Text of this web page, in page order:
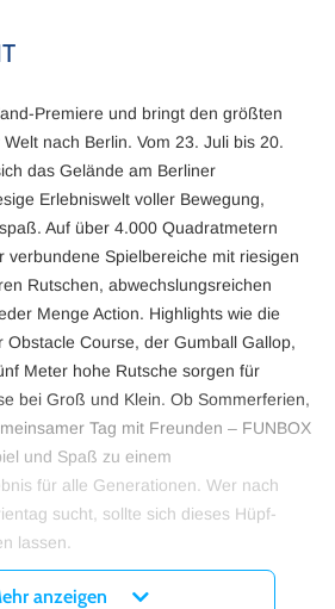
Premiere und bringt den größten
nach Berlin. Vom 23. Juli bis 20.
das Gelände am Berliner
Erlebniswelt voller Bewegung,
Auf über 4.000 Quadratmetern
verbundene Spielbereiche mit riesigen
Rutschen, abwechslungsreichen
Menge Action. Highlights wie die
Obstacle Course, der Gumball Gallop,
Meter hohe Rutsche sorgen für
bei Groß und Klein. Ob Sommerferien,
Tag mit Freunden – FUNBOX
und Spaß zu einem
für alle Generationen. Wer nach
sucht, sollte sich dieses Hüpf-
lassen.
gibt es ab sofort hier bei myticket!
anzeigen